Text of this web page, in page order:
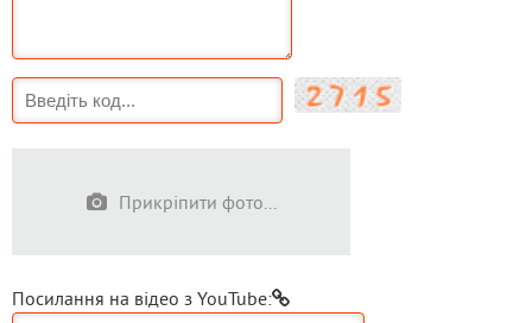
Прикріпити фото...
Посилання на відео з YouTube: